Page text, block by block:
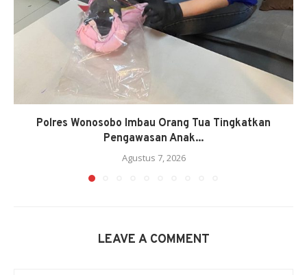
Polres Wonosobo Imbau Orang Tua Tingkatkan
Pengawasan Anak...
Agustus 7, 2026
LEAVE A COMMENT